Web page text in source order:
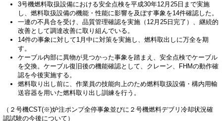
3号機燃料取扱設備における安全点検を平成30年12月25日まで実施
し、燃料取扱設備の機能・性能に影響を及ぼす事象を14件確認した。
一連の不具合を受け、品質管理確認を実施（12月25日完了）、継続的
改善として調達改善に取り組んでいる。
14件の事象に対して1月中に対策を実施し、燃料取出しに万全を期
す。
ケーブル内部に異物が見つかった事象を踏まえ、安全点検でケーブル
を交換。ケーブル復旧後の機能確認として、クレーン、FHMの動作確
認を今後実施する。
燃料取り出し前に、作業員の技能向上のため燃料取扱設備・構内用輸
送容器を用いた燃料取り出し訓練を行う。
（２号機CST(※)炉注ポンプ全停事象並びに２号機燃料デブリ冷却状況確
認試験の今後について）